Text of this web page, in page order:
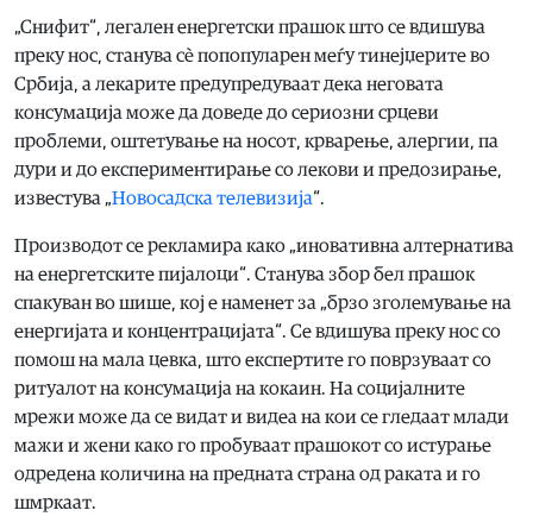
„Снифит“, легален енергетски прашок што се вдишува
преку нос, станува сè попопуларен меѓу тинејџерите во
Србија, а лекарите предупредуваат дека неговата
консумација може да доведе до сериозни срцеви
проблеми, оштетување на носот, крварење, алергии, па
дури и до експериментирање со лекови и предозирање,
известува „Новосадска телевизија“.
Производот се рекламира како „иновативна алтернатива
на енергетските пијалоци“. Станува збор бел прашок
спакуван во шише, кој е наменет за „брзо зголемување на
енергијата и концентрацијата“. Се вдишува преку нос со
помош на мала цевка, што експертите го поврзуваат со
ритуалот на консумација на кокаин. На социјалните
мрежи може да се видат и видеа на кои се гледаат млади
мажи и жени како го пробуваат прашокот со истурање
одредена количина на предната страна од раката и го
шмркаат.